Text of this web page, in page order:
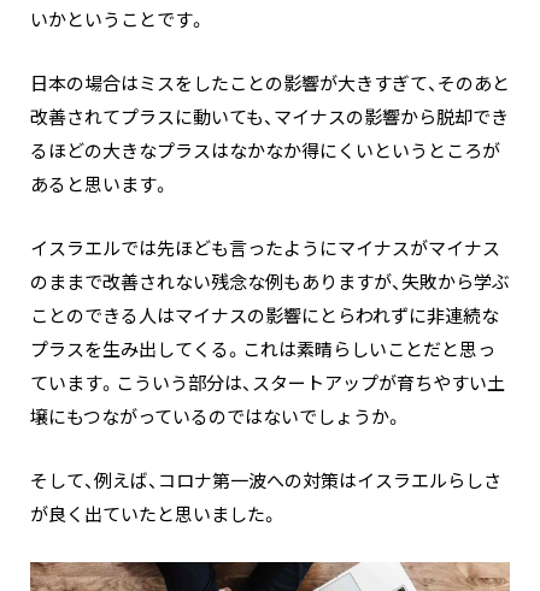
いかということです。
日本の場合はミスをしたことの影響が大きすぎて、そのあと
改善されてプラスに動いても、マイナスの影響から脱却でき
るほどの大きなプラスはなかなか得にくいというところが
あると思います。
イスラエルでは先ほども言ったようにマイナスがマイナス
のままで改善されない残念な例もありますが、失敗から学ぶ
ことのできる人はマイナスの影響にとらわれずに非連続な
プラスを生み出してくる。これは素晴らしいことだと思っ
ています。こういう部分は、スタートアップが育ちやすい土
壌にもつながっているのではないでしょうか。
そして、例えば、コロナ第一波への対策はイスラエルらしさ
が良く出ていたと思いました。